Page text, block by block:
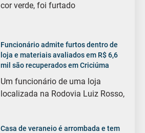
cor verde, foi furtado
Funcionário admite furtos dentro de
loja e materiais avaliados em R$ 6,6
mil são recuperados em Criciúma
Um funcionário de uma loja
localizada na Rodovia Luiz Rosso,
Casa de veraneio é arrombada e tem